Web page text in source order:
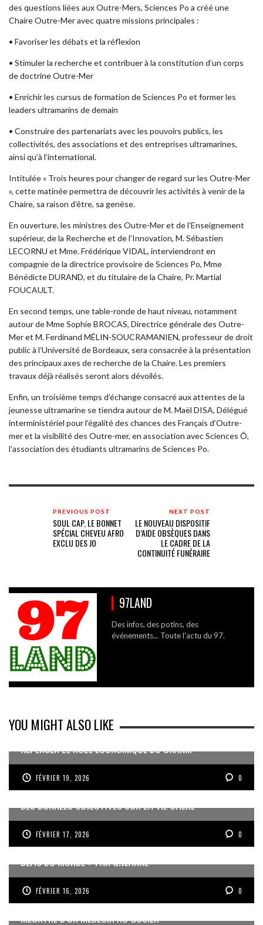
des questions liées aux Outre-Mers, Sciences Po a créé une
Chaire Outre-Mer avec quatre missions principales :
• Favoriser les débats et la réflexion
• Stimuler la recherche et contribuer à la constitution d’un corps
de doctrine Outre-Mer
• Enrichir les cursus de formation de Sciences Po et former les
leaders ultramarins de demain
• Construire des partenariats avec les pouvoirs publics, les
collectivités, des associations et des entreprises ultramarines,
ainsi qu’à l’international.
Intitulée « Trois heures pour changer de regard sur les Outre-Mer
», cette matinée permettra de découvrir les activités à venir de la
Chaire, sa raison d’être, sa genèse.
En ouverture, les ministres des Outre-Mer et de l’Enseignement
supérieur, de la Recherche et de l’Innovation, M. Sébastien
LECORNU et Mme. Frédérique VIDAL, interviendront en
compagnie de la directrice provisoire de Sciences Po, Mme
Bénédicte DURAND, et du titulairede la Chaire, Pr. Martial
FOUCAULT.
En second temps, une table-ronde de haut niveau, notamment
autour de Mme Sophie BROCAS, Directrice générale des Outre-
Mer et M. Ferdinand MÉLIN-SOUCRAMANIEN, professeur de droit
public à l’Université de Bordeaux, sera consacrée à la présentation
des principaux axes de recherche de la Chaire. Les premiers
travaux déjà réalisés seront alors dévoilés.
Enfin, un troisième temps d’échange consacré aux attentes de la
jeunesse ultramarine se tiendra autour de M. Maël DISA, Délégué
interministériel pour l’égalité des chances des Français d’Outre-
mer et la visibilité des Outre-mer, en association avec Sciences Ô,
l’association des étudiants ultramarins de Sciences Po.
PREVIOUS POST
SOUL CAP, LE BONNET
SPÉCIAL CHEVEU AFRO
EXCLU DES JO
NEXT POST
LE NOUVEAU DISPOSITIF
D’AIDE OBSÈQUES DANS
LE CADRE DE LA
CONTINUITÉ FUNÉRAIRE
97LAND
Des infos, des potins, des
événements... Toute l'actu du 97.
YOU MIGHT ALSO LIKE
REPENSER LE RÔLE ÉCONOMIQUE DU CNARM
FÉVRIER 19, 2026 0
DES DONNÉES OBJECTIVES SUR LA VIE CHÈRE
FÉVRIER 17, 2026 0
« UN GOSIER FIER, FORT ET RESPONSABLE FACE AUX
DÉFIS DU MONDE » PAR G.JEANNE
FÉVRIER 16, 2026 0
MEURTRE D’UN MÉDECIN AU GOSIER